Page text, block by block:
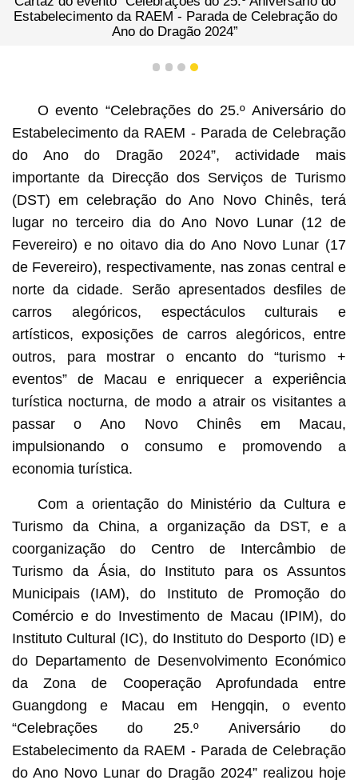
Estabelecimento da RAEM - Parada de Celebração do
Ano do Dragão 2024”
1 2 3 4
O evento “Celebrações do 25.º Aniversário do
Estabelecimento da RAEM - Parada de Celebração
do Ano do Dragão 2024”, actividade mais
importante da Direcção dos Serviços de Turismo
(DST) em celebração do Ano Novo Chinês, terá
lugar no terceiro dia do Ano Novo Lunar (12 de
Fevereiro) e no oitavo dia do Ano Novo Lunar (17
de Fevereiro), respectivamente, nas zonas central e
norte da cidade. Serão apresentados desfiles de
carros alegóricos, espectáculos culturais e
artísticos, exposições de carros alegóricos, entre
outros, para mostrar o encanto do “turismo +
eventos” de Macau e enriquecer a experiência
turística nocturna, de modo a atrair os visitantes a
passar o Ano Novo Chinês em Macau,
impulsionando o consumo e promovendo a
economia turística.
Com a orientação do Ministério da Cultura e
Turismo da China, a organização da DST, e a
coorganização do Centro de Intercâmbio de
Turismo da Ásia, do Instituto para os Assuntos
Municipais (IAM), do Instituto de Promoção do
Comércio e do Investimento de Macau (IPIM), do
Instituto Cultural (IC), do Instituto do Desporto (ID) e
do Departamento de Desenvolvimento Económico
da Zona de Cooperação Aprofundada entre
Guangdong e Macau em Hengqin, o evento
“Celebrações do 25.º Aniversário do
Estabelecimento da RAEM - Parada de Celebração
do Ano Novo Lunar do Dragão 2024” realizou hoje